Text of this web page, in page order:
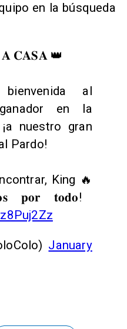
en la búsqueda
𝐂𝐀𝐒𝐀 👑
al
en la
nuestro gran
Pardo!
King 🔥
𝐩𝐨𝐫 𝐭𝐨𝐝𝐨!
January